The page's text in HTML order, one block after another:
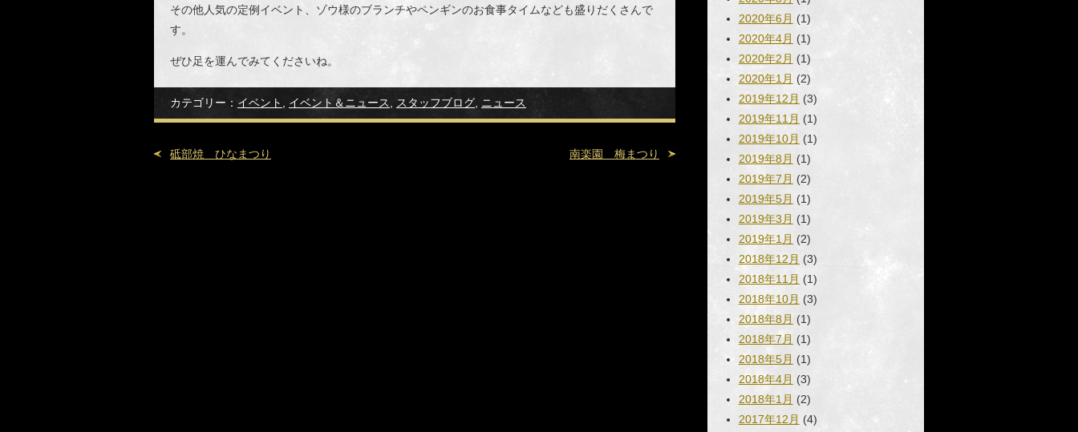
2020年6月 (1)
2020年4月 (1)
2020年2月 (1)
2020年1月 (2)
2019年12月 (3)
2019年11月 (1)
2019年10月 (1)
2019年8月 (1)
2019年7月 (2)
2019年5月 (1)
2019年3月 (1)
2019年1月 (2)
2018年12月 (3)
2018年11月 (1)
2018年10月 (3)
2018年8月 (1)
2018年7月 (1)
2018年5月 (1)
2018年4月 (3)
2018年1月 (2)
2017年12月 (4)
その他人気の定例イベント、ゾウ様のブランチやペンギンのお食事タイムなども盛りだくさんで
す。
ぜひ足を運んでみてくださいね。
カテゴリー： イベント イベント＆ニュース スタッフブログ ニュース
砥部焼 ひなまつり 南楽園 梅まつり